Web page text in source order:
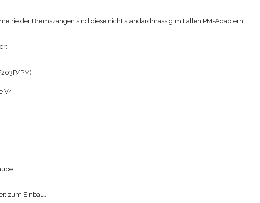
der Bremszangen sind diese nicht standardmässig mit allen PM-Adaptern
PM)
V4
zum Einbau.